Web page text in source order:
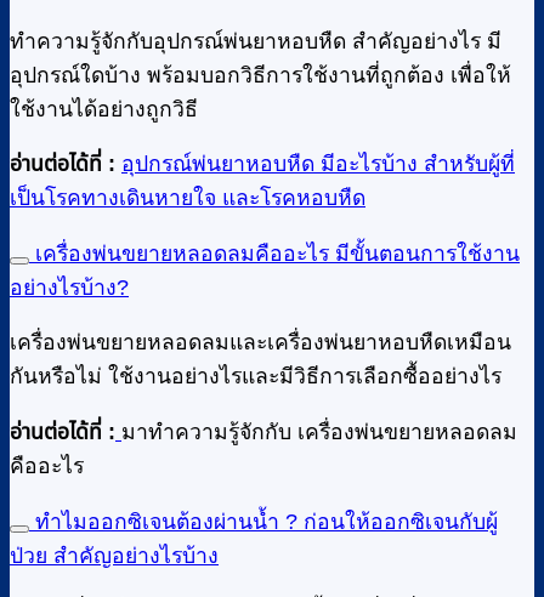
ทำความรู้จักกับอุปกรณ์พ่นยาหอบหืด สำคัญอย่างไร มี
อุปกรณ์ใดบ้าง พร้อมบอกวิธีการใช้งานที่ถูกต้อง เพื่อให้
ใช้งานได้อย่างถูกวิธี
อ่านต่อได้ที่ : อุปกรณ์พ่นยาหอบหืด มีอะไรบ้าง สำหรับผู้ที่
เป็นโรคทางเดินหายใจ และโรคหอบหืด
เครื่องพ่นขยายหลอดลมคืออะไร มีขั้นตอนการใช้งาน
อย่างไรบ้าง?
เครื่องพ่นขยายหลอดลมและเครื่องพ่นยาหอบหืดเหมือน
กันหรือไม่ ใช้งานอย่างไรและมีวิธีการเลือกซื้ออย่างไร
อ่านต่อได้ที่ : มาทำความรู้จักกับ เครื่องพ่นขยายหลอดลม
คืออะไร
ทำไมออกซิเจนต้องผ่านน้ำ ? ก่อนให้ออกซิเจนกับผู้
ป่วย สำคัญอย่างไรบ้าง